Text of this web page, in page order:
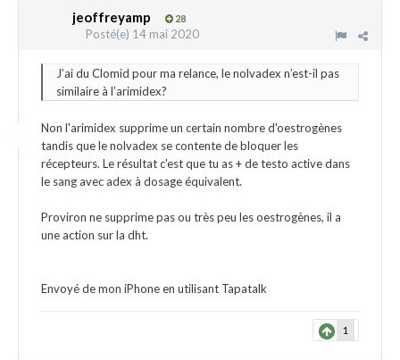
jeoffreyamp 28
Posté(e) 14 mai 2020
J’ai du Clomid pour ma relance, le nolvadex n’est-il pas
similaire à l’arimidex?
Non l'arimidex supprime un certain nombre d'oestrogènes
tandis que le nolvadex se contente de bloquer les
récepteurs. Le résultat c'est que tu as + de testo active dans
le sang avec adex à dosage équivalent.
Proviron ne supprime pas ou très peu les oestrogènes, il a
une action sur la dht.
Envoyé de mon iPhone en utilisant Tapatalk
1